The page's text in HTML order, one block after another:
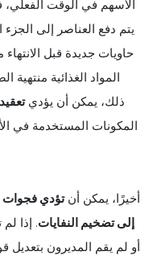
الأسهم في الوقت
يتم دفع العناصر إلى
حاويات جديدة قبل
المواد الغذائية منتهية
ذلك، يمكن أن يؤدي
المكونات المستخدمة في
أخيرًا، يمكن أنتؤدي فجوات
إلى تضخيم النفايات. إذا
أو لم يقم المديرون بتعديل